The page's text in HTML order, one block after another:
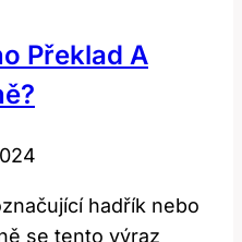
Překlad A
hadřík nebo
se tento výraz